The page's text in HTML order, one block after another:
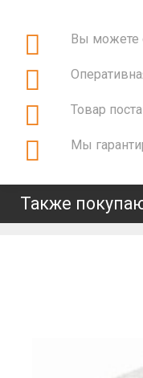
Вы можете
Товар
Мы
Также